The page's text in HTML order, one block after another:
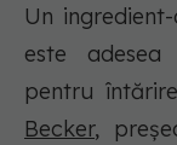
Un
este
pentru
Becker,